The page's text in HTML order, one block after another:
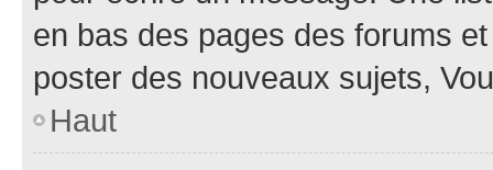
en bas des pages des forums
poster des nouveaux sujets,
Haut